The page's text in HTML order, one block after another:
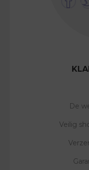
De
Veilig